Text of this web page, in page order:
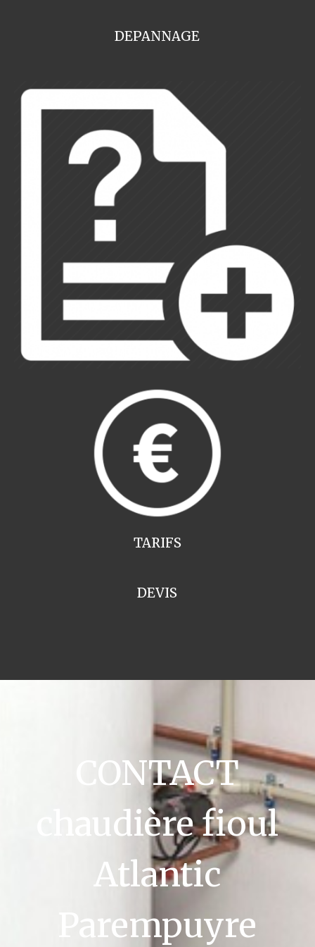
DEPANNAGE
TARIFS
DEVIS
CONTACT
chaudière fioul
Atlantic
Parempuyre